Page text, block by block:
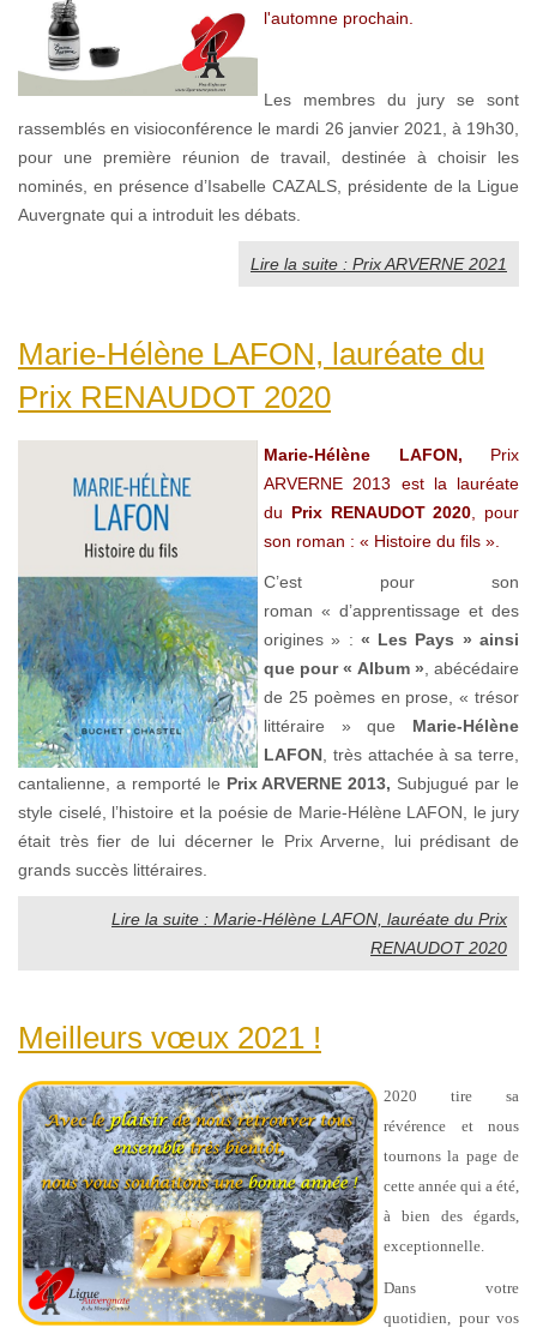
l'automne prochain.
Les membres du jury se sont
rassemblés en visioconférence le mardi 26 janvier 2021, à 19h30,
pour une première réunion de travail, destinée à choisir les
nominés, en présence d’Isabelle CAZALS, présidente de la Ligue
Auvergnate qui a introduit les débats.
Lire la suite : Prix ARVERNE 2021
Marie-Hélène LAFON, lauréate du
Prix RENAUDOT 2020
Marie-Hélène LAFON, Prix
ARVERNE 2013 est la lauréate
du Prix RENAUDOT 2020 , pour
son roman : « Histoire du fils ».
C’est pour son
roman « d’apprentissage et des
origines » : « Les Pays » ainsi
que pour « Album » , abécédaire
de 25 poèmes en prose, « trésor
littéraire » que Marie-Hélène
LAFON , très attachée à sa terre,
cantalienne, a remporté le Prix ARVERNE 2013, Subjugué par le
style ciselé, l’histoire et la poésie de Marie-Hélène LAFON, le jury
était très fier de lui décerner le Prix Arverne, lui prédisant de
grands succès littéraires.
Lire la suite : Marie-Hélène LAFON, lauréate du Prix
RENAUDOT 2020
Meilleurs vœux 2021 !
2020 tire sa
révérence et nous
tournons la page de
cette année qui a été,
à bien des égards,
exceptionnelle.
Dans votre
quotidien, pour vos